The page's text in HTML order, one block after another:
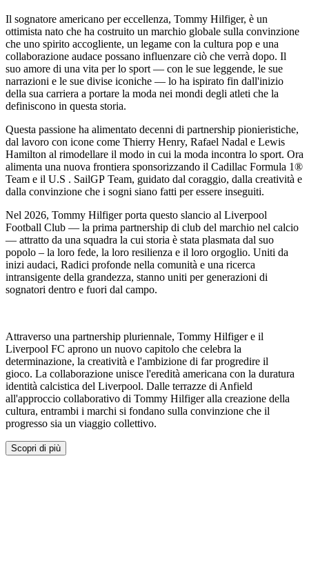
Il sognatore americano per eccellenza, Tommy Hilfiger, è un
ottimista nato che ha costruito un marchio globale sulla convinzione
che uno spirito accogliente, un legame con la cultura pop e una
collaborazione audace possano influenzare ciò che verrà dopo. Il
suo amore di una vita per lo sport — con le sue leggende, le sue
narrazioni e le sue divise iconiche — lo ha ispirato fin dall'inizio
della sua carriera a portare la moda nei mondi degli atleti che la
definiscono in questa storia.
Questa passione ha alimentato decenni di partnership pionieristiche,
dal lavoro con icone come Thierry Henry, Rafael Nadal e Lewis
Hamilton al rimodellare il modo in cui la moda incontra lo sport. Ora
alimenta una nuova frontiera sponsorizzando il Cadillac Formula 1®
Team e il U.S . SailGP Team, guidato dal coraggio, dalla creatività e
dalla convinzione che i sogni siano fatti per essere inseguiti.
Nel 2026, Tommy Hilfiger porta questo slancio al Liverpool
Football Club — la prima partnership di club del marchio nel calcio
— attratto da una squadra la cui storia è stata plasmata dal suo
popolo – la loro fede, la loro resilienza e il loro orgoglio. Uniti da
inizi audaci, Radici profonde nella comunità e una ricerca
intransigente della grandezza, stanno uniti per generazioni di
sognatori dentro e fuori dal campo.
Attraverso una partnership pluriennale, Tommy Hilfiger e il
Liverpool FC aprono un nuovo capitolo che celebra la
determinazione, la creatività e l'ambizione di far progredire il
gioco. La collaborazione unisce l'eredità americana con la duratura
identità calcistica del Liverpool. Dalle terrazze di Anfield
all'approccio collaborativo di Tommy Hilfiger alla creazione della
cultura, entrambi i marchi si fondano sulla convinzione che il
progresso sia un viaggio collettivo.
Scopri di più